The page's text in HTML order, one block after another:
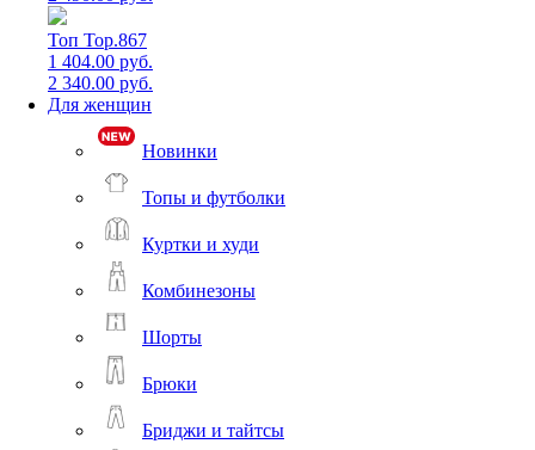
Топ Top.867
1 404.00 руб.
2 340.00 руб.
Для женщин
Новинки
Топы и футболки
Куртки и худи
Комбинезоны
Шорты
Брюки
Бриджи и тайтсы